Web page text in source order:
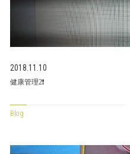
2018.11.10
健康管理2❗
Blog